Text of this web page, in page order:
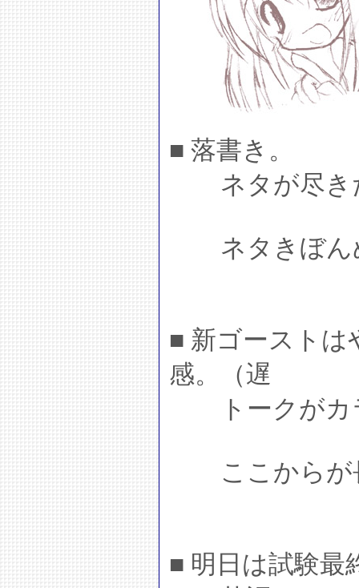
■ 落書き。
ネタが尽き
ネタきぼん
■ 新ゴーストは
感。（遅
トークがカ
ここからが
■ 明日は試験最